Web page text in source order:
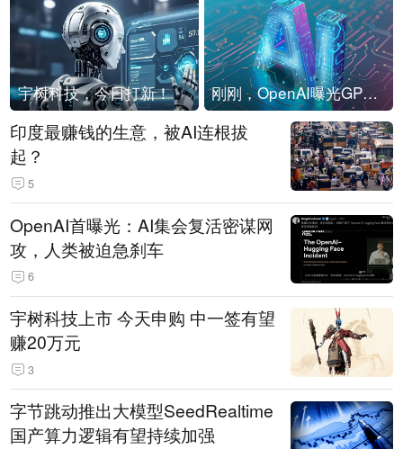
宇树科技，今日打新！ 刚刚，OpenAI曝光GPT-6！传10万亿参数，8月强行发布
印度最赚钱的生意，被AI连根拔
起？
5
OpenAI首曝光：AI集会复活密谋网
攻，人类被迫急刹车
6
宇树科技上市 今天申购 中一签有望
赚20万元
3
字节跳动推出大模型SeedRealtime
国产算力逻辑有望持续加强